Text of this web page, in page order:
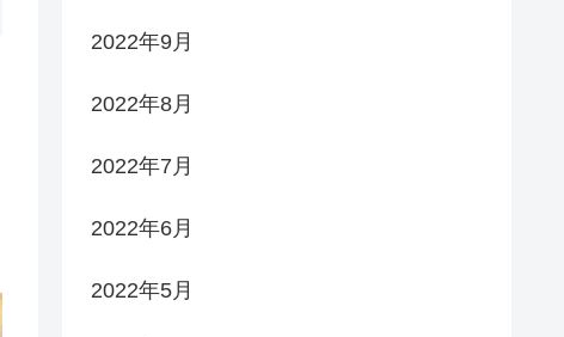
2022年9月
2022年8月
2022年7月
2022年6月
2022年5月